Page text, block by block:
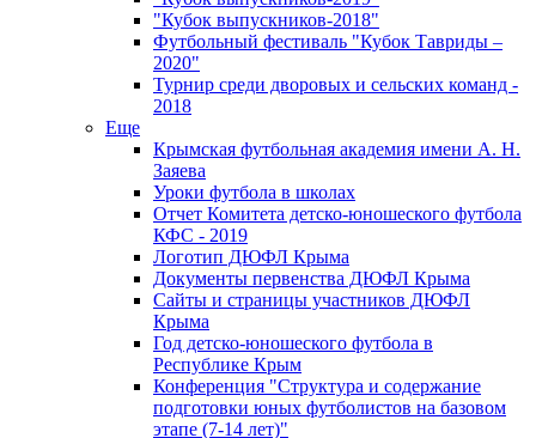
"Кубок выпускников-2018"
Футбольный фестиваль "Кубок Тавриды –
2020"
Турнир среди дворовых и сельских команд -
2018
Еще
Крымская футбольная академия имени А. Н.
Заяева
Уроки футбола в школах
Отчет Комитета детско-юношеского футбола
КФС - 2019
Логотип ДЮФЛ Крыма
Документы первенства ДЮФЛ Крыма
Сайты и страницы участников ДЮФЛ
Крыма
Год детско-юношеского футбола в
Республике Крым
Конференция "Структура и содержание
подготовки юных футболистов на базовом
этапе (7-14 лет)"